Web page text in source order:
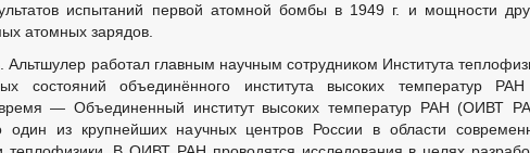
испытаний первой атомной бомбы в 1949 г. и мощности
атомных зарядов.
Альтшулер работал главным научным сотрудником Института
состояний объединённого института высоких температур
— Объединенный институт высоких температур РАН (ОИВТ
один из крупнейших научных центров России в области